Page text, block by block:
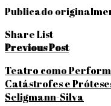
Publicado
Share List
Navegação
de
Post
Previous Post
Teatro como
Catástrofes e
Seligmann-Silva